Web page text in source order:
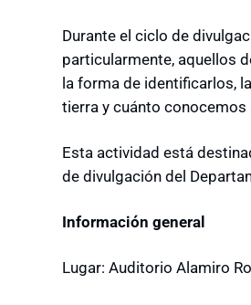
Durante el ciclo de
particularmente, aquellos
la forma de identificarlos,
tierra y cuánto
Esta actividad está
de divulgación del
Información general
Lugar: Auditorio Alamiro